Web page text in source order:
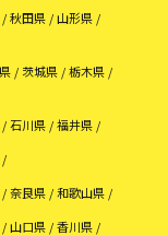
秋田県
山形県
茨城県
栃木県
石川県
福井県
奈良県
和歌山県
山口県
香川県